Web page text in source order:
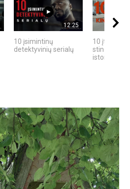
12:25
10 įsimintinų
detektyvinių serialų
10 įtemptų,
stingdančių
istorijų